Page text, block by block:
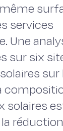
services
Une
sur six
sur
solaires